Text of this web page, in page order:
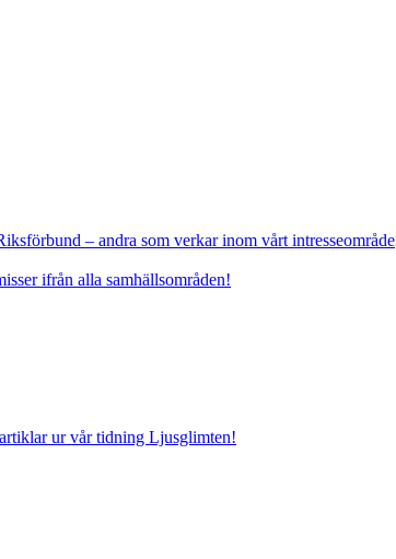
– andra som verkar inom vårt intresseområde
ifrån alla samhällsområden!
ur vår tidning Ljusglimten!